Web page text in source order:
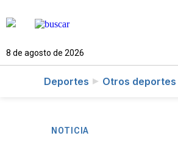
8 de agosto de 2026
Deportes Otros deportes
NOTICIA